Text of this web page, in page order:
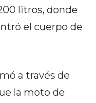
litros, donde
el cuerpo de
a través de
la moto de